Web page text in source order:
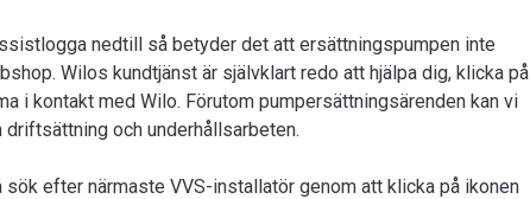
nedtill så betyder det att ersättningspumpen inte
Wilos kundtjänst är självklart redo att hjälpa dig, klicka på
i kontakt med Wilo. Förutom pumpersättningsärenden kan vi
och underhållsarbeten.
sök efter närmaste VVS-installatör genom att klicka på ikonen